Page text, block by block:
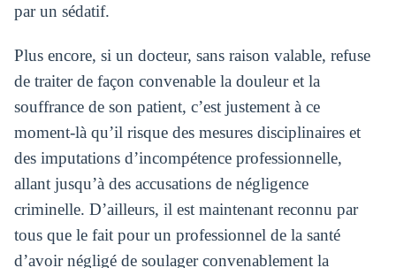
par un sédatif.
Plus encore, si un docteur, sans raison valable, refuse
de traiter de façon convenable la douleur et la
souffrance de son patient, c’est justement à ce
moment-là qu’il risque des mesures disciplinaires et
des imputations d’incompétence professionnelle,
allant jusqu’à des accusations de négligence
criminelle. D’ailleurs, il est maintenant reconnu par
tous que le fait pour un professionnel de la santé
d’avoir négligé de soulager convenablement la